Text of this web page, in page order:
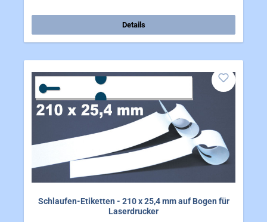
Details
Schlaufen-Etiketten - 210 x 25,4 mm auf Bogen für
Laserdrucker